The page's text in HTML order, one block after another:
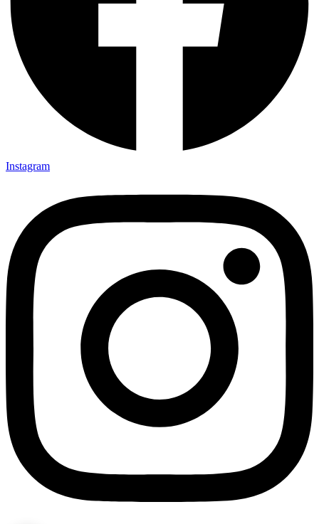
Instagram